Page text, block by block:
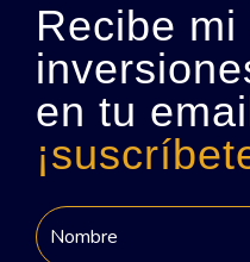
Recibe
en tu